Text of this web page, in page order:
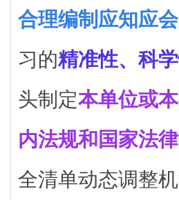
合理编制应知应
习的精准性、科
头制定本单位或
内法规和国家法
全清单动态调整